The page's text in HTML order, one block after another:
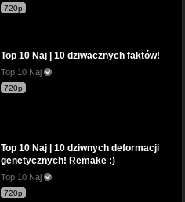
720p
Top 10 Naj | 10 dziwacznych faktów!
Top 10 Naj
720p
Top 10 Naj | 10 dziwnych deformacji
genetycznych! Remake :)
Top 10 Naj
720p